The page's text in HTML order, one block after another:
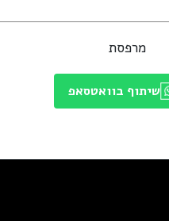
מרפסת
שיתוף בוואטסאפ